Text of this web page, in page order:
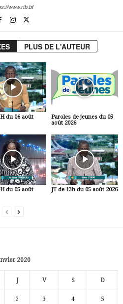
www.rtb.bf
PLUS DE L'AUTEUR
du 06 août
Paroles de jeunes du 05
août 2026
du 05 août
JT de 13h du 05 août 2026
2020
J V S D
2 3 4 5